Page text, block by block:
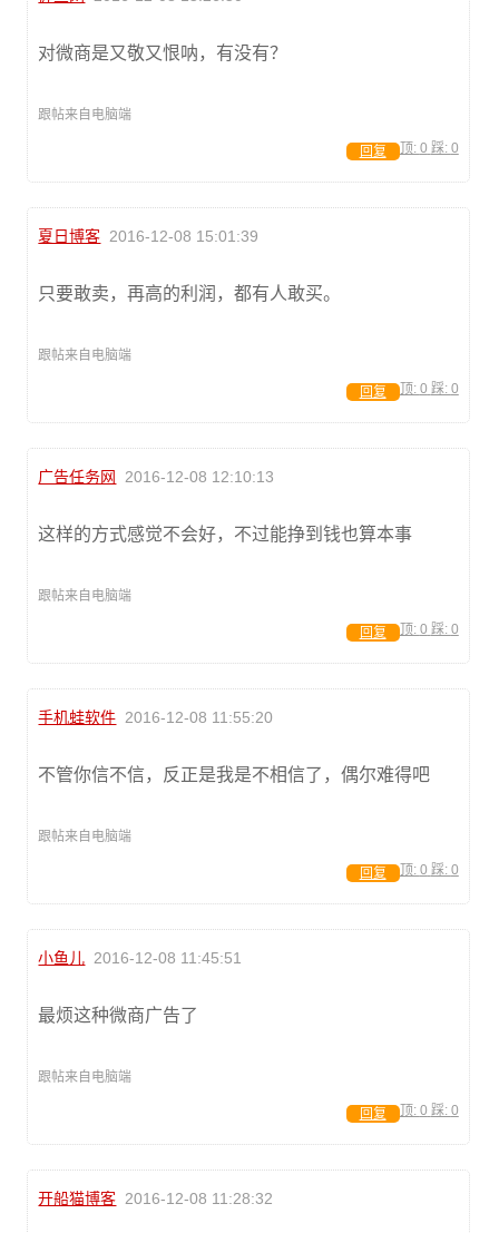
对微商是又敬又恨呐，有没有？
跟帖来自电脑端
顶: 0 踩: 0
回复
夏日博客 2016-12-08 15:01:39
只要敢卖，再高的利润，都有人敢买。
跟帖来自电脑端
顶: 0 踩: 0
回复
广告任务网 2016-12-08 12:10:13
这样的方式感觉不会好，不过能挣到钱也算本事
跟帖来自电脑端
顶: 0 踩: 0
回复
手机蛙软件 2016-12-08 11:55:20
不管你信不信，反正是我是不相信了，偶尔难得吧
跟帖来自电脑端
顶: 0 踩: 0
回复
小鱼儿 2016-12-08 11:45:51
最烦这种微商广告了
跟帖来自电脑端
顶: 0 踩: 0
回复
开船猫博客 2016-12-08 11:28:32